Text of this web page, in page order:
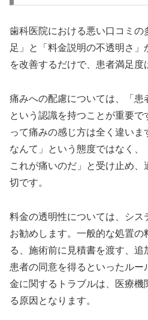
歯科医院における悪い口コミの
足」と「料金説明の不透明さ
を改善するだけで、患者満足度
痛みへの配慮については、「患
という認識を持つことが重要で
って痛みの感じ方は全く違いま
なんて」という態度ではなく
これが痛いのだ」と受け止め
切です。
料金の透明性については、シス
お勧めします。一般的な処置の
る、施術前に見積書を渡す、
患者の同意を得るといったル
金に関するトラブルは、医療
る原因となります。